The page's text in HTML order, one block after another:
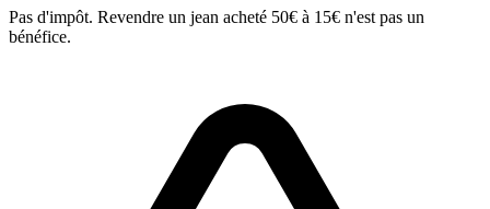
Pas d'impôt. Revendre un jean acheté 50€ à 15€ n'est pas un
bénéfice.